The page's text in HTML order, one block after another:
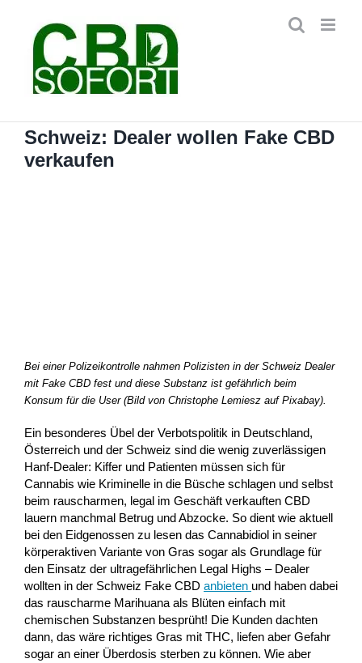
springen
Schweiz: Dealer wollen Fake CBD
verkaufen
Bei einer Polizeikontrolle nahmen Polizisten in der Schweiz Dealer
mit Fake CBD fest und diese Substanz ist gefährlich beim
Konsum für die User (Bild von Christophe Lemiesz auf Pixabay).
Ein besonderes Übel der Verbotspolitik in Deutschland,
Österreich und der Schweiz sind die wenig zuverlässigen
Hanf-Dealer: Kiffer und Patienten müssen sich für
Cannabis wie Kriminelle in die Büsche schlagen und selbst
beim rauscharmen, legal im Geschäft verkauften CBD
lauern manchmal Betrug und Abzocke. So dient wie aktuell
bei den Eidgenossen zu lesen das Cannabidiol in seiner
körperaktiven Variante von Gras sogar als Grundlage für
den Einsatz der ultragefährlichen Legal Highs – Dealer
wollten in der Schweiz Fake CBD anbieten und haben dabei
das rauscharme Marihuana als Blüten einfach mit
chemischen Substanzen besprüht! Die Kunden dachten
dann, das wäre richtiges Gras mit THC, liefen aber Gefahr
sogar an einer Überdosis sterben zu können. Wie aber